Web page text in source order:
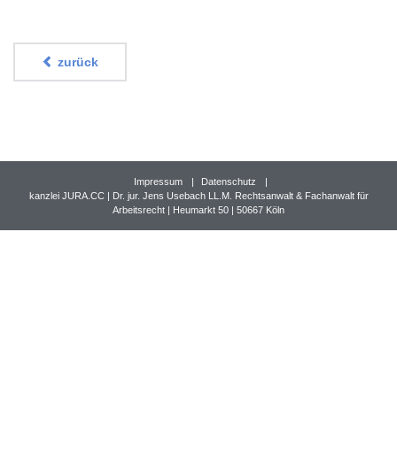
zurück
Impressum
Datenschutz
kanzlei JURA.CC | Dr. jur. Jens Usebach LL.M. Rechtsanwalt & Fachanwalt für
Arbeitsrecht | Heumarkt 50 | 50667 Köln